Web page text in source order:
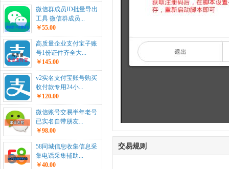
微信群成员ID批量导出
工具 微信群成员...
￥55.00
高质量企业支付宝子账
号1份证件齐全大...
￥145.00
v2实名支付宝账号购买
收付款专用24小...
￥120.00
微信账号交易半年老号
已实名自带朋友...
￥98.00
58同城信息收集信息采
集电话采集辅助...
￥40.00
交易规则